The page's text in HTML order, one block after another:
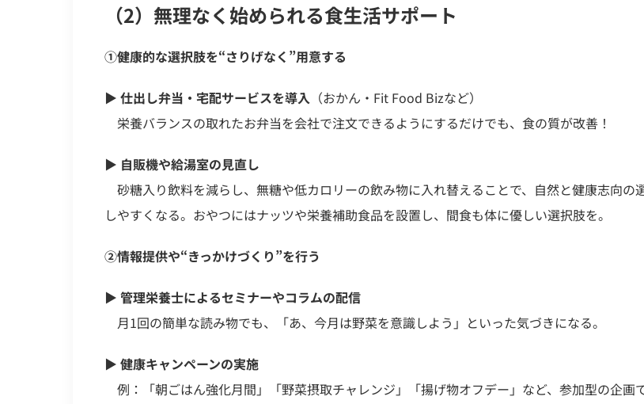
（2）無理なく始められる食生活サポート
①健康的な選択肢を“さりげなく”用意する
▶︎ 仕出し弁当・宅配サービスを導入 （おかん・Fit Food Bizなど）
栄養バランスの取れたお弁当を会社で注文できるようにするだけでも、食の質が改善！
▶︎ 自販機や給湯室の見直し
砂糖入り飲料を減らし、無糖や低カロリーの飲み物に入れ替えることで、自然と健康志向の
しやすくなる。おやつにはナッツや栄養補助食品を設置し、間食も体に優しい選択肢を。
②情報提供や“きっかけづくり”を行う
▶︎ 管理栄養士によるセミナーやコラムの配信
月1回の簡単な読み物でも、「あ、今月は野菜を意識しよう」といった気づきになる。
▶︎ 健康キャンペーンの実施
例：「朝ごはん強化月間」「野菜摂取チャレンジ」「揚げ物オフデー」など、参加型の企画